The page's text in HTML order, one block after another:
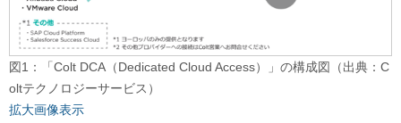
図1：「Colt DCA（Dedicated Cloud Access）」の構成図（出典：C
oltテクノロジーサービス）
拡大画像表示